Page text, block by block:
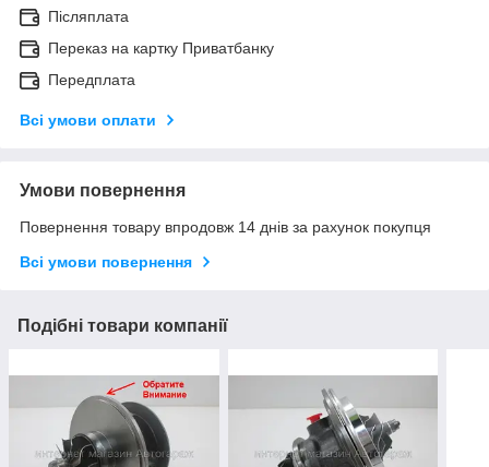
Післяплата
Переказ на картку Приватбанку
Передплата
Всі умови оплати
Умови повернення
Повернення товару впродовж 14 днів за рахунок покупця
Всі умови повернення
Подібні товари компанії